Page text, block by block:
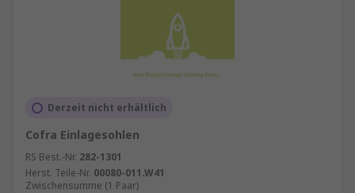
Derzeit nicht erhältlich
Cofra Einlagesohlen
RS Best.-Nr. 282-1301
Herst. Teile-Nr. 00080-011.W41
Zwischensumme (1 Paar)